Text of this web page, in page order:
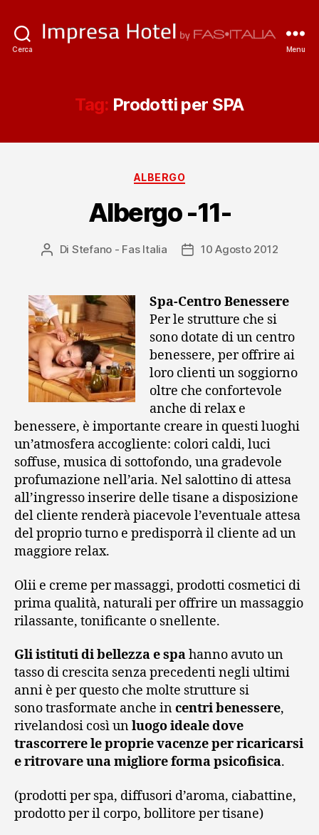
Cerca Menu
Tag: Prodotti per SPA
Categorie
ALBERGO
Albergo -11-
Autore
Di Stefano - Fas Italia
Data10 Agosto 2012
Spa-Centro Benessere
Per le strutture che si
sono dotate di un centro
benessere, per offrire ai
loro clienti un soggiorno
oltre che confortevole
anche di relax e
benessere, è importante creare in questi luoghi
un’atmosfera accogliente: colori caldi, luci
soffuse, musica di sottofondo, una gradevole
profumazione nell’aria. Nel salottino di attesa
all’ingresso inserire delle tisane a disposizione
del cliente renderà piacevole l’eventuale attesa
del proprio turno e predisporrà il cliente ad un
maggiore relax.
Olii e creme per massaggi, prodotti cosmetici di
prima qualità, naturali per offrire un massaggio
rilassante, tonificante o snellente.
Gli istituti di bellezza e spahanno avuto un
tasso di crescita senza precedenti negli ultimi
anni è per questo che molte strutture si
sono trasformate anche incentri benessere,
rivelandosi così unluogo ideale dove
trascorrere le proprie vacenze per ricaricarsi
e ritrovare una migliore forma psicofisica.
(prodotti per spa, diffusori d’aroma, ciabattine,
prodotto per il corpo, bollitore per tisane)